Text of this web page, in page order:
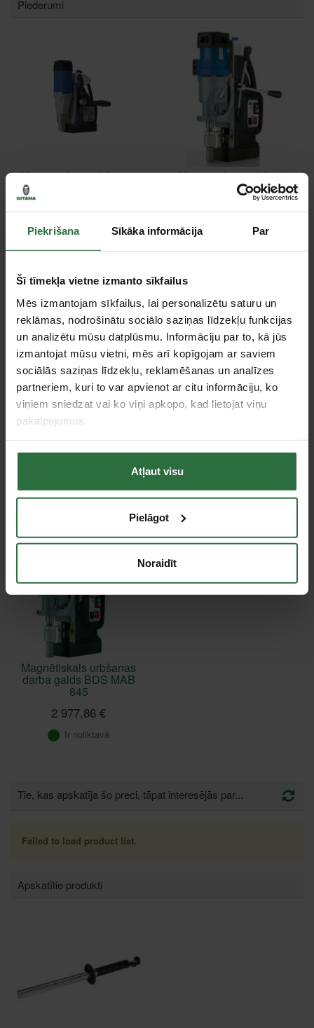
Piekrišana Sīkāka informācija Par
Šī tīmekļa vietne izmanto sīkfailus
Mēs izmantojam sīkfailus, lai personalizētu saturu un
reklāmas, nodrošinātu sociālo saziņas līdzekļu funkcijas
un analizētu mūsu datplūsmu. Informāciju par to, kā jūs
izmantojat mūsu vietni, mēs arī kopīgojam ar saviem
sociālās saziņas līdzekļu, reklamēšanas un analīzes
partneriem, kuri to var apvienot ar citu informāciju, ko
viņiem sniedzat vai ko viņi apkopo, kad lietojat viņu
pakalpojumus.
Atļaut visu
Pielāgot
Noraidīt
Piederumi
Magnētiskais urbšanas
darba galds BDS MAB
Magnētiskais urbšanas
darba galds BDS MAB
825
Magnētisks urbšanas
Ir noliktavā Ir noliktavā
Magnētiskais urbšanas
darba galds BDS MAB
845
2 977,86 €
Ir noliktavā
Tie, kas apskatīja šo preci, tāpat interesējās par...
Failed to load product list.
Apskatītie produkti